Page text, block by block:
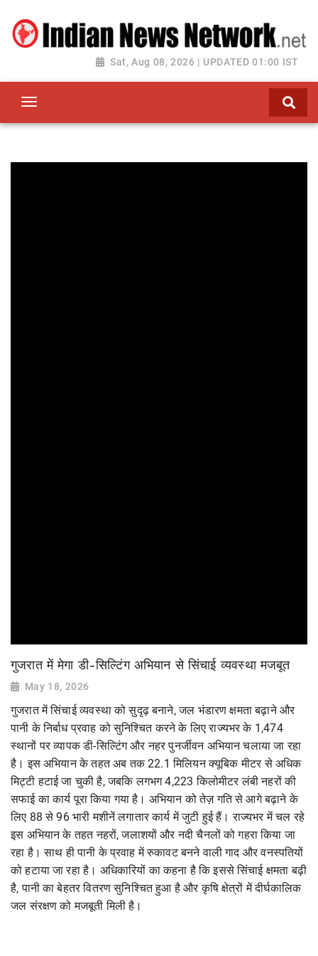
Sat, Aug 08, 2026 | UPDATED 01:00 IST
गुजरात में मेगा डी-सिल्टिंग अभियान से सिंचाई व्यवस्था मजबूत
May 18, 2026
गुजरात में सिंचाई व्यवस्था को सुदृढ़ बनाने, जल भंडारण क्षमता बढ़ाने और
पानी के निर्बाध प्रवाह को सुनिश्चित करने के लिए राज्यभर के 1,474
स्थानों पर व्यापक डी-सिल्टिंग और नहर पुनर्जीवन अभियान चलाया जा रहा
है। इस अभियान के तहत अब तक 22.1 मिलियन क्यूबिक मीटर से अधिक
मिट्टी हटाई जा चुकी है, जबकि लगभग 4,223 किलोमीटर लंबी नहरों की
सफाई का कार्य पूरा किया गया है। अभियान को तेज़ गति से आगे बढ़ाने के
लिए 88 से 96 भारी मशीनें लगातार कार्य में जुटी हुई हैं। राज्यभर में चल रहे
इस अभियान के तहत नहरों, जलाशयों और नदी चैनलों को गहरा किया जा
रहा है। साथ ही पानी के प्रवाह में रुकावट बनने वाली गाद और वनस्पतियों
को हटाया जा रहा है। अधिकारियों का कहना है कि इससे सिंचाई क्षमता बढ़ी
है, पानी का बेहतर वितरण सुनिश्चित हुआ है और कृषि क्षेत्रों में दीर्घकालिक
जल संरक्षण को मजबूती मिली है।